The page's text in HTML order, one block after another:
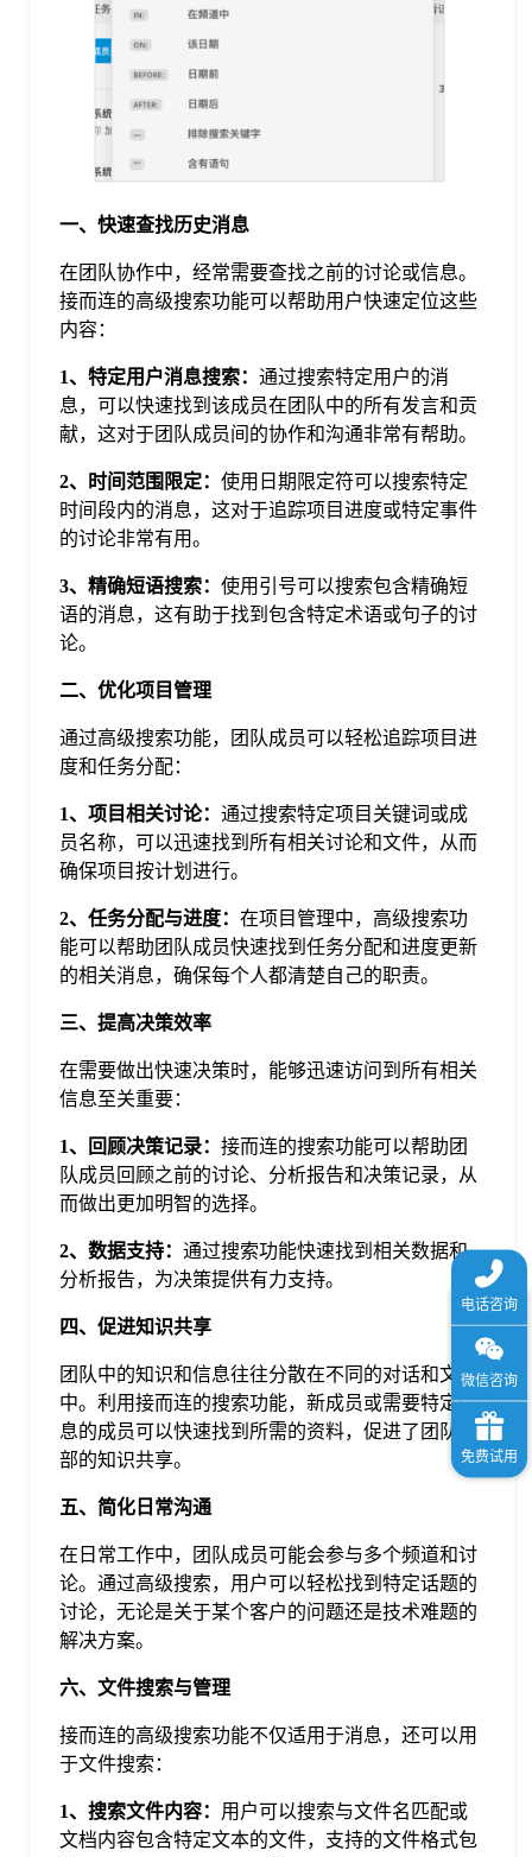
一、快速查找历史消息
在团队协作中，经常需要查找之前的讨论或信息。
接而连的高级搜索功能可以帮助用户快速定位这些
内容：
1、特定用户消息搜索： 通过搜索特定用户的消
息，可以快速找到该成员在团队中的所有发言和贡
献，这对于团队成员间的协作和沟通非常有帮助。
2、时间范围限定： 使用日期限定符可以搜索特定
时间段内的消息，这对于追踪项目进度或特定事件
的讨论非常有用。
3、精确短语搜索： 使用引号可以搜索包含精确短
语的消息，这有助于找到包含特定术语或句子的讨
论。
二、优化项目管理
通过高级搜索功能，团队成员可以轻松追踪项目进
度和任务分配：
1、项目相关讨论： 通过搜索特定项目关键词或成
员名称，可以迅速找到所有相关讨论和文件，从而
确保项目按计划进行。
2、任务分配与进度： 在项目管理中，高级搜索功
能可以帮助团队成员快速找到任务分配和进度更新
的相关消息，确保每个人都清楚自己的职责。
三、提高决策效率
在需要做出快速决策时，能够迅速访问到所有相关
信息至关重要：
1、回顾决策记录： 接而连的搜索功能可以帮助团
队成员回顾之前的讨论、分析报告和决策记录，从
而做出更加明智的选择。
2、数据支持： 通过搜索功能快速找到相关数据和
分析报告，为决策提供有力支持。
四、促进知识共享
团队中的知识和信息往往分散在不同的对话和文件
中。利用接而连的搜索功能，新成员或需要特定信
息的成员可以快速找到所需的资料，促进了团队内
部的知识共享。
五、简化日常沟通
在日常工作中，团队成员可能会参与多个频道和讨
论。通过高级搜索，用户可以轻松找到特定话题的
讨论，无论是关于某个客户的问题还是技术难题的
解决方案。
六、文件搜索与管理
接而连的高级搜索功能不仅适用于消息，还可以用
于文件搜索：
1、搜索文件内容： 用户可以搜索与文件名匹配或
文档内容包含特定文本的文件，支持的文件格式包